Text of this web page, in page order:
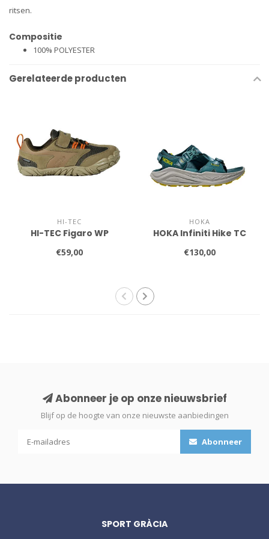
ritsen.
Compositie
100% POLYESTER
Gerelateerde producten
HI-TEC
HI-TEC Figaro WP
€59,00
HOKA
HOKA Infiniti Hike TC
€130,00
Abonneer je op onze nieuwsbrief
Blijf op de hoogte van onze nieuwste aanbiedingen
Abonneer
SPORT GRÀCIA